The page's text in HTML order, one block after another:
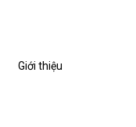
Giới thiệu